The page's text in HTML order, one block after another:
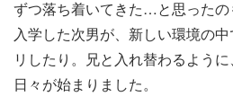
ずつ落ち着いてきた…と思った
入学した次男が、新しい環境の
リしたり。兄と入れ替わるよう
日々が始まりました。